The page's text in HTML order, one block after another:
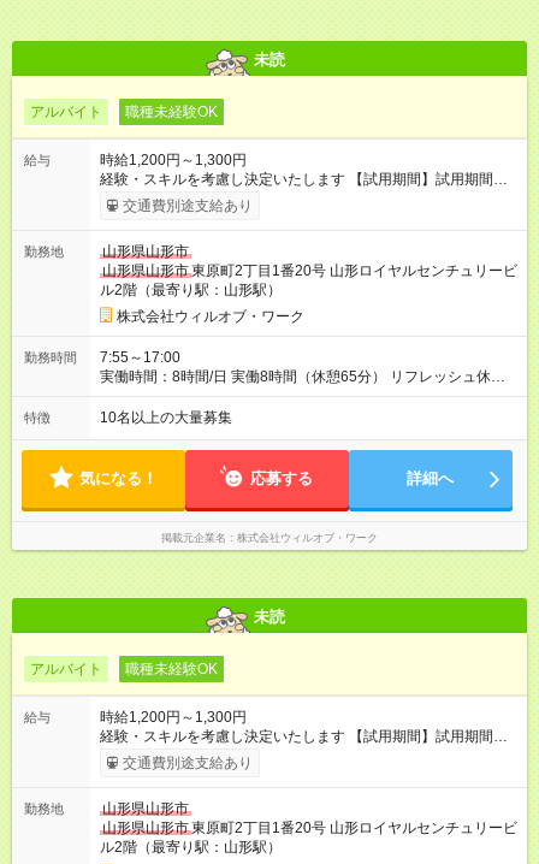
未読
アルバイト 職種未経験OK
給与
時給1,200円～1,300円
経験・スキルを考慮し決定いたします 【試用期間】試用期間あ
り 試用期間の長さ：1ヶ月 雇用形態、給与は本採用時と同じで
す。
交通費別途支給あり
勤務地
山形県山形市
山形県山形市東原町2丁目1番20号 山形ロイヤルセンチュリービ
ル2階（最寄り駅：山形駅）
株式会社ウィルオブ・ワーク
勤務時間
7:55～17:00
実働時間：8時間/日 実働8時間（休憩65分） リフレッシュ休憩
あり（有給） 残業月5～10時間未満
特徴 10名以上の大量募集
気になる！ 応募する 詳細へ
掲載元企業名 株式会社ウィルオブ・ワーク
未読
アルバイト 職種未経験OK
給与
時給1,200円～1,300円
経験・スキルを考慮し決定いたします 【試用期間】試用期間あ
り 試用期間の長さ：1ヶ月 雇用形態、給与は本採用時と同じで
す。
交通費別途支給あり
勤務地
山形県山形市
山形県山形市東原町2丁目1番20号 山形ロイヤルセンチュリービ
ル2階（最寄り駅：山形駅）